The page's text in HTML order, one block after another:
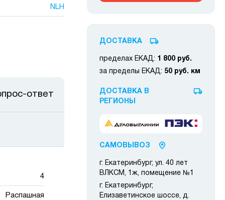
NLH
4
Распашная
ответ
ДОСТАВКА
пределах ЕКАД: 1 800 руб.
за пределы ЕКАД: 50 руб. км
ДОСТАВКА В
РЕГИОНЫ
САМОВЫВОЗ
г. Екатеринбург, ул. 40 лет
ВЛКСМ, 1ж, помещение №1
г. Екатеринбург,
Елизаветинское шоссе, д.